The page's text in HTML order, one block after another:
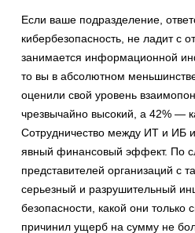
Если ваше подразделение,
кибербезопасность, не ладит с
занимается информационной
то вы в абсолютном
оценили свой уровень
чрезвычайно высокий, а 42% —
Сотрудничество между ИТ и ИБ
явный финансовый эффект. По
представителей организаций с
серьезный и разрушительный
безопасности, какой они только
причинил ущерб на сумму не